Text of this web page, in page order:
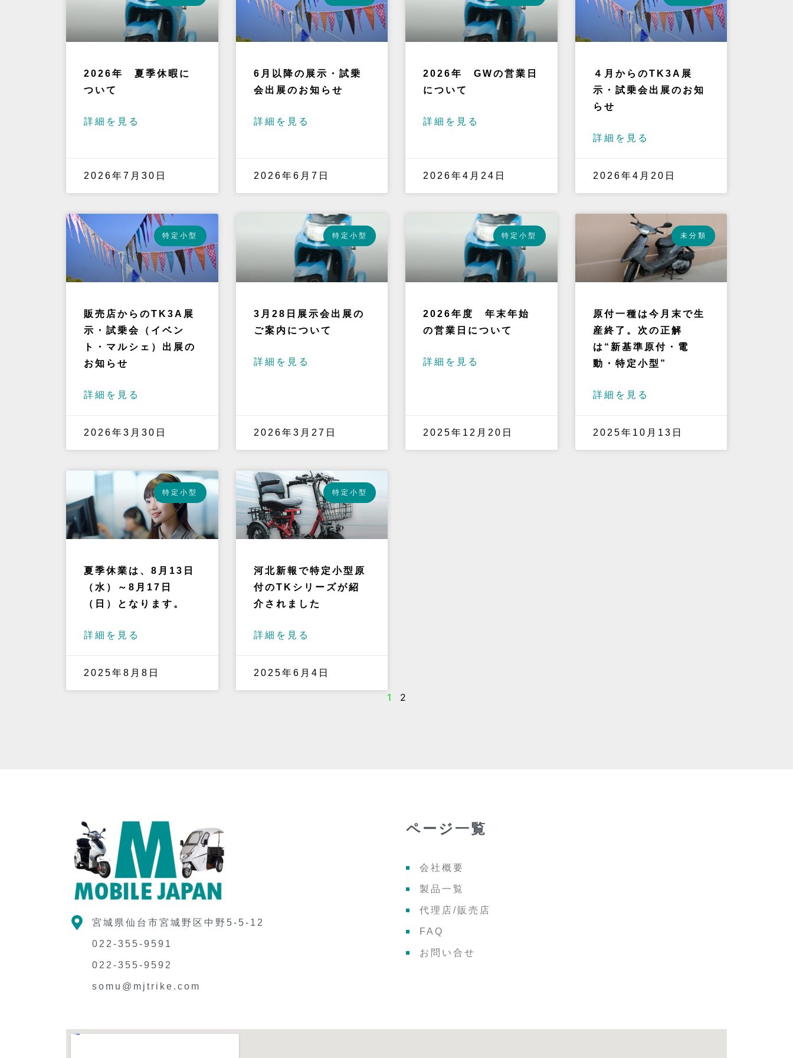
2026年 夏季休暇に
ついて
詳細を見る
2026年7月30日
6月以降の展示・試乗
会出展のお知らせ
詳細を見る
2026年6月7日
2026年 GWの営業日
について
詳細を見る
2026年4月24日
４月からのTK3A展
示・試乗会出展のお知
らせ
詳細を見る
2026年4月20日
特定小型
販売店からのTK3A展
示・試乗会（イベン
ト・マルシェ）出展の
お知らせ
詳細を見る
2026年3月30日
特定小型
3月28日展示会出展の
ご案内について
詳細を見る
2026年3月27日
特定小型
2026年度 年末年始
の営業日について
詳細を見る
2025年12月20日
未分類
原付一種は今月末で生
産終了。次の正解
は“新基準原付・電
動・特定小型”
詳細を見る
2025年10月13日
特定小型
夏季休業は、8月13日
（水）～8月17日
（日）となります。
詳細を見る
2025年8月8日
特定小型
河北新報で特定小型原
付のTKシリーズが紹
介されました
詳細を見る
2025年6月4日
1 2
宮城県仙台市宮城野区中野5-5-12
022-355-9591
022-355-9592
somu@mjtrike.com
ページ一覧
会社概要
製品一覧
代理店/販売店
FAQ
お問い合せ